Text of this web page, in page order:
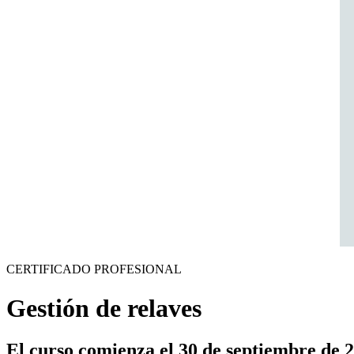
CERTIFICADO PROFESIONAL
Gestión de relaves